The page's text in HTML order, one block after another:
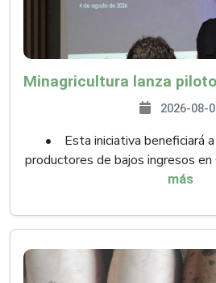
2026-08-
• Esta iniciativa beneficiará
productores de bajos ingresos en
más